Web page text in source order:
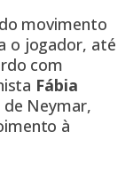
do movimento
o jogador, até
com
Fábia
Neymar,
à